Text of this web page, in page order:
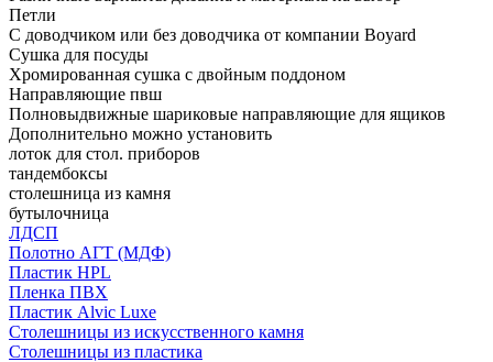
Петли
С доводчиком или без доводчика от компании Boyard
Сушка для посуды
Хромированная сушка с двойным поддоном
Направляющие пвш
Полновыдвижные шариковые направляющие для ящиков
Дополнительно можно установить
лоток для стол. приборов
тандембоксы
столешница из камня
бутылочница
ЛДСП
Полотно АГТ (МДФ)
Пластик HPL
Пленка ПВХ
Пластик Alvic Luxe
Столешницы из искусственного камня
Столешницы из пластика